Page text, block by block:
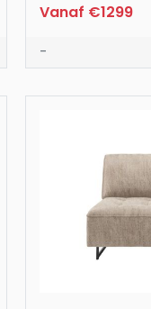
Vanaf €1299
-